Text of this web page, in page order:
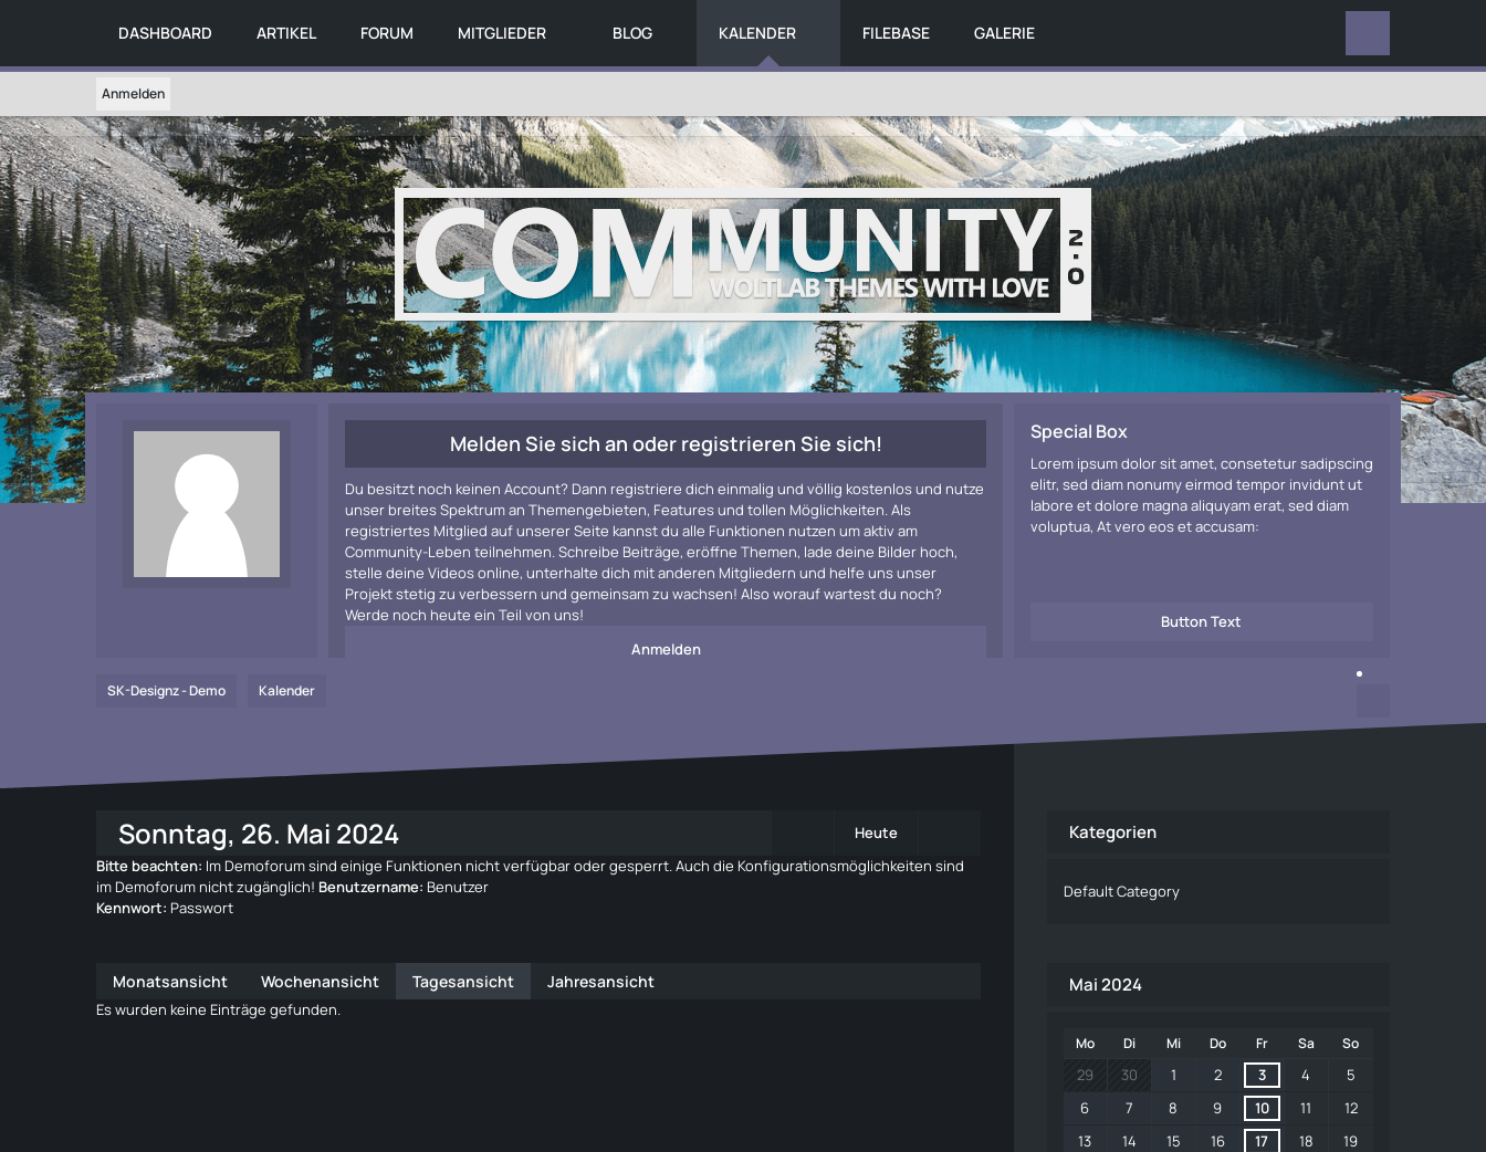
DASHBOARD ARTIKEL FORUM MITGLIEDER BLOG KALENDER FILEBASE GALERIE
Anmelden
Melden Sie sich an oder registrieren Sie sich!
Du besitzt noch keinen Account? Dann registriere dich einmalig und völlig kostenlos und nutze
unser breites Spektrum an Themengebieten, Features und tollen Möglichkeiten. Als
registriertes Mitglied auf unserer Seite kannst du alle Funktionen nutzen um aktiv am
Community-Leben teilnehmen. Schreibe Beiträge, eröffne Themen, lade deine Bilder hoch,
stelle deine Videos online, unterhalte dich mit anderen Mitgliedern und helfe uns unser
Projekt stetig zu verbessern und gemeinsam zu wachsen! Also worauf wartest du noch?
Werde noch heute ein Teil von uns!
Anmelden
Special Box
Lorem ipsum dolor sit amet, consetetur sadipscing
elitr, sed diam nonumy eirmod tempor invidunt ut
labore et dolore magna aliquyam erat, sed diam
voluptua, At vero eos et accusam:
Button Text
SK-Designz - Demo Kalender
Sonntag, 26. Mai 2024
Heute
Bitte beachten: Im Demoforum sind einige Funktionen nicht verfügbar oder gesperrt. Auch die Konfigurationsmöglichkeiten sind
im Demoforum nicht zugänglich! Benutzername: Benutzer
Kennwort: Passwort
Monatsansicht Wochenansicht Tagesansicht Jahresansicht
Es wurden keine Einträge gefunden.
Kategorien
Default Category
Mai 2024
Mo Di Mi Do Fr Sa So
29 30 1 2 3 4
5
6
7 8 9 10 11
12
13
14 15 16 17 18
19